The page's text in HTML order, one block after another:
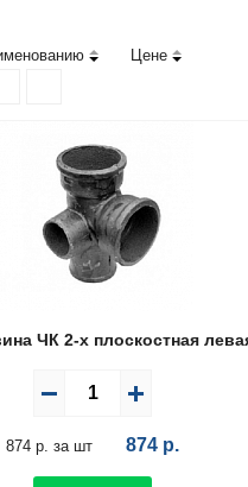
Цене
ЧК 2-х плоскостная
874 р. за шт 874 р.